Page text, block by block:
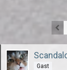
Gast